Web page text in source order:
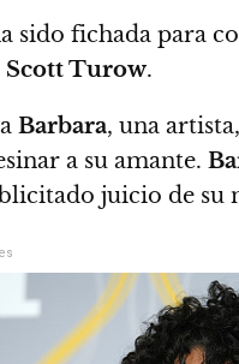
sido fichada para
Scott Turow.
Barbara, una
a su amante.
juicio de su